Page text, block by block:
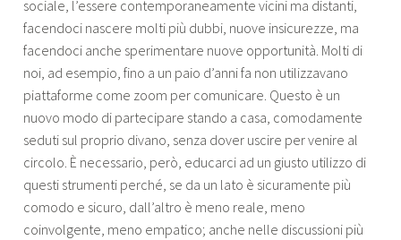
sociale, l’essere contemporaneamente vicini ma distanti,
facendoci nascere molti più dubbi, nuove insicurezze, ma
facendoci anche sperimentare nuove opportunità. Molti di
noi, ad esempio, fino a un paio d’anni fa non utilizzavano
piattaforme come zoom per comunicare. Questo è un
nuovo modo di partecipare stando a casa, comodamente
seduti sul proprio divano, senza dover uscire per venire al
circolo. È necessario, però, educarci ad un giusto utilizzo di
questi strumenti perché, se da un lato è sicuramente più
comodo e sicuro, dall’altro è meno reale, meno
coinvolgente, meno empatico; anche nelle discussioni più